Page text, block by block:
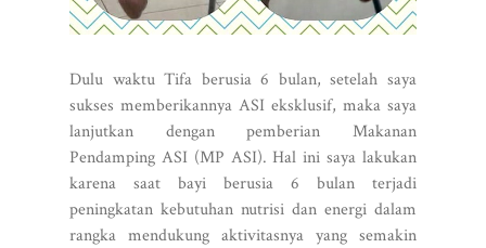
Dulu waktu Tifa berusia 6 bulan, setelah saya
sukses memberikannya ASI eksklusif, maka saya
lanjutkan dengan pemberian Makanan
Pendamping ASI (MP ASI). Hal ini saya lakukan
karena saat bayi berusia 6 bulan terjadi
peningkatan kebutuhan nutrisi dan energi dalam
rangka mendukung aktivitasnya yang semakin